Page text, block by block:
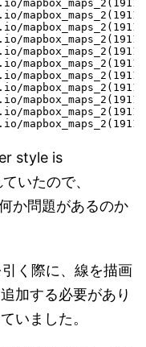
at
java.lang.reflect.Method.invoke(Native
style is
いたので、
か問題があるのか
く際に、線を描画
加する必要があり
いました。